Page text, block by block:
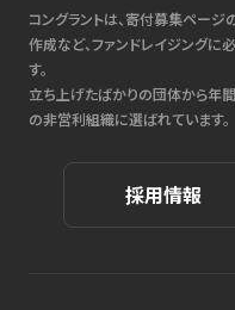
コングラントは、寄付募集ページ
作成など、ファンドレイジング
す。
立ち上げたばかりの団体から年
の非営利組織に選ばれています。
採用情報